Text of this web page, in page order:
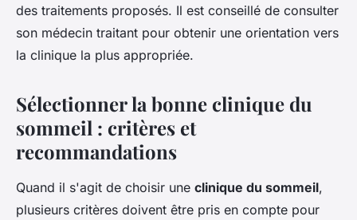
des traitements proposés. Il est conseillé de consulter
son médecin traitant pour obtenir une orientation vers
la clinique la plus appropriée.
Sélectionner la bonne clinique du
sommeil : critères et
recommandations
Quand il s'agit de choisir une clinique du sommeil,
plusieurs critères doivent être pris en compte pour